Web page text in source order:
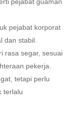
pejabat korporat
dan stabil.
rasa segar, sesuai
pekerja.
tetapi perlu
terlalu